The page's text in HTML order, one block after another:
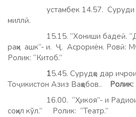
устамбек 14.57. Суруди
миллӣ.
15.15. “Хониши бадеӣ.
раҳи ашк”- и. Ҷ. Асрориён. Ровӣ:
Ролик: “Китоб.”
15.45. Сурудҳо дар
Тоҷикистон Азиз Ваҳҳобов..
Ролик:
16.00. “Ҳикоя”- и
соҳил кўл.” Ролик: “Театр.”